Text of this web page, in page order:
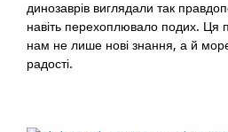
динозаврів виглядали так
навіть перехоплювало подих. Ця
нам не лише нові знання, а й
радості.